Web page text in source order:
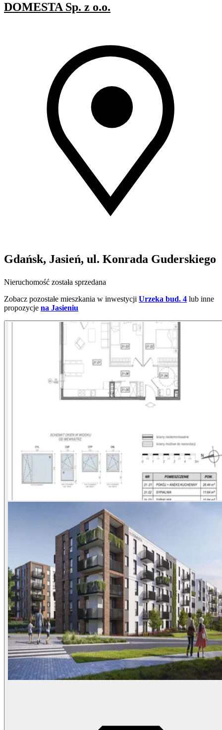
DOMESTA Sp. z o.o.
Gdańsk, Jasień, ul. Konrada Guderskiego
Nieruchomość została sprzedana
Zobacz pozostałe mieszkania w inwestycji Urzeka bud. 4 lub inne
propozycje na Jasieniu